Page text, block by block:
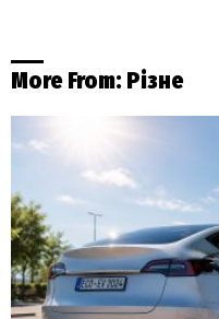
More From: Різне